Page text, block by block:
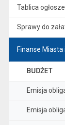
Tablica
Sprawy do
Finanse Miasta
BUDŻET
Emisja
Emisja